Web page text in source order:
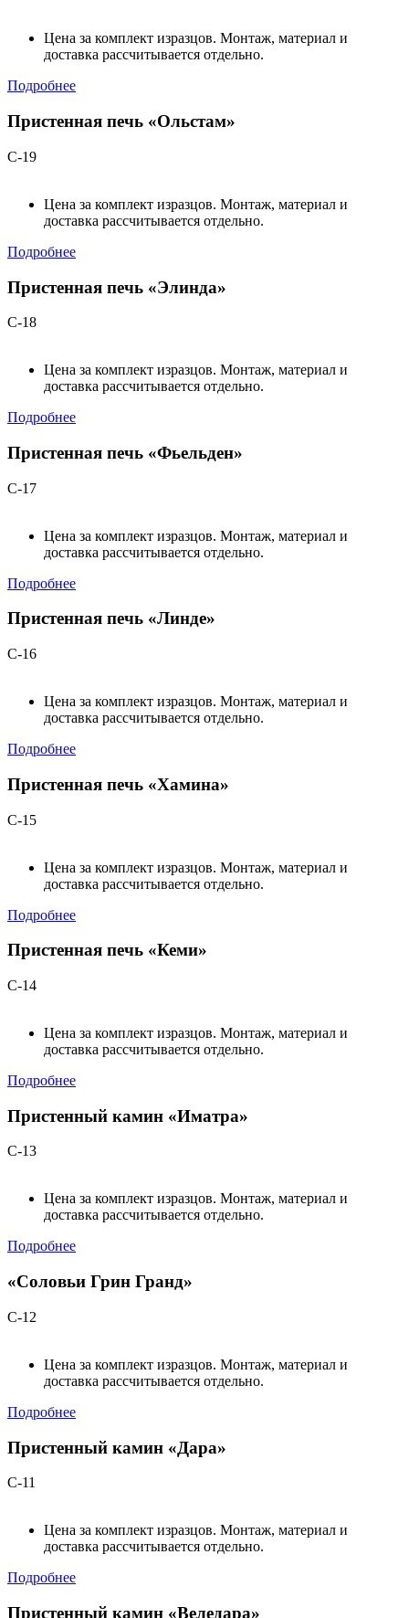
Цена за комплект изразцов. Монтаж, материал и
доставка рассчитывается отдельно.
Подробнее
Пристенная печь «Ольстам»
С-19
Цена за комплект изразцов. Монтаж, материал и
доставка рассчитывается отдельно.
Подробнее
Пристенная печь «Элинда»
С-18
Цена за комплект изразцов. Монтаж, материал и
доставка рассчитывается отдельно.
Подробнее
Пристенная печь «Фьельден»
С-17
Цена за комплект изразцов. Монтаж, материал и
доставка рассчитывается отдельно.
Подробнее
Пристенная печь «Линде»
С-16
Цена за комплект изразцов. Монтаж, материал и
доставка рассчитывается отдельно.
Подробнее
Пристенная печь «Хамина»
С-15
Цена за комплект изразцов. Монтаж, материал и
доставка рассчитывается отдельно.
Подробнее
Пристенная печь «Кеми»
С-14
Цена за комплект изразцов. Монтаж, материал и
доставка рассчитывается отдельно.
Подробнее
Пристенный камин «Иматра»
С-13
Цена за комплект изразцов. Монтаж, материал и
доставка рассчитывается отдельно.
Подробнее
«Соловьи Грин Гранд»
С-12
Цена за комплект изразцов. Монтаж, материал и
доставка рассчитывается отдельно.
Подробнее
Пристенный камин «Дара»
С-11
Цена за комплект изразцов. Монтаж, материал и
доставка рассчитывается отдельно.
Подробнее
Пристенный камин «Веледара»